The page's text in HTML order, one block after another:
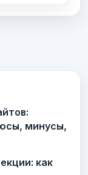
кнопки:
к
минусы,
как